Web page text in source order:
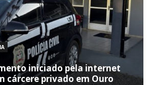
iniciado pela internet
cárcere privado em Ouro